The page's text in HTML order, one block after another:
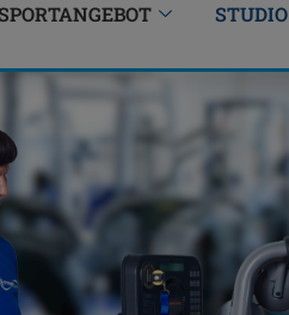
SPORTANGEBOT STUDIO